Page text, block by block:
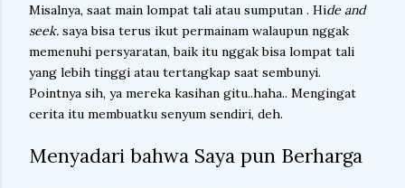
Misalnya, saat main lompat tali atau sumputan . Hide and
seek. saya bisa terus ikut permainam walaupun nggak
memenuhi persyaratan, baik itu nggak bisa lompat tali
yang lebih tinggi atau tertangkap saat sembunyi.
Pointnya sih, ya mereka kasihan gitu..haha.. Mengingat
cerita itu membuatku senyum sendiri, deh.
Menyadari bahwa Saya pun Berharga